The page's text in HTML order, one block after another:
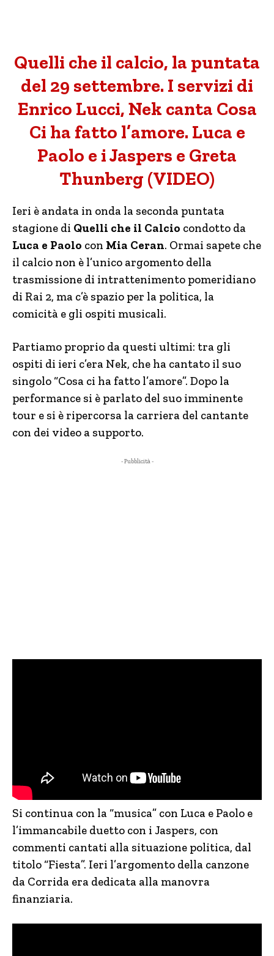
Quelli che il calcio, la puntata
del 29 settembre. I servizi di
Enrico Lucci, Nek canta Cosa
Ci ha fatto l’amore. Luca e
Paolo e i Jaspers e Greta
Thunberg (VIDEO)
Ieri è andata in onda la seconda puntata
stagione di Quelli che il Calcio condotto da
Luca e Paolo con Mia Ceran. Ormai sapete che
il calcio non è l’unico argomento della
trasmissione di intrattenimento pomeridiano
di Rai 2, ma c’è spazio per la politica, la
comicità e gli ospiti musicali.
Partiamo proprio da questi ultimi: tra gli
ospiti di ieri c’era Nek, che ha cantato il suo
singolo “Cosa ci ha fatto l’amore”. Dopo la
performance si è parlato del suo imminente
tour e si è ripercorsa la carriera del cantante
con dei video a supporto.
- Pubblicità -
Si continua con la “musica” con Luca e Paolo e
l’immancabile duetto con i Jaspers, con
commenti cantati alla situazione politica, dal
titolo “Fiesta”. Ieri l’argomento della canzone
da Corrida era dedicata alla manovra
finanziaria.